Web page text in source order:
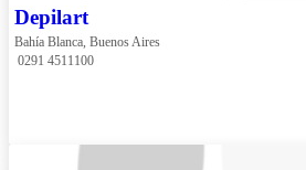
Depilart
Bahía Blanca, Buenos Aires
0291 4511100